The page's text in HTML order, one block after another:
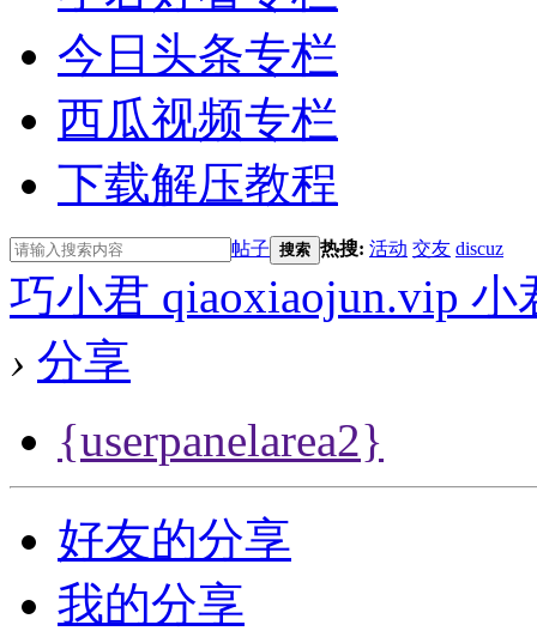
今日头条专栏
西瓜视频专栏
下载解压教程
帖子 搜索 热搜: 活动 交友 discuz
巧小君 qiaoxiaojun.vip
› 分享
{userpanelarea2}
好友的分享
我的分享